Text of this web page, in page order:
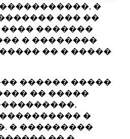
�
��� ��
�������
� ��������
�� � �����
������ �����
�� �����
�
� ���������